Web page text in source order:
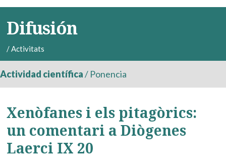
Difusión
/Activitats
Actividad científica/ Ponencia
Xenòfanes i els pitagòrics:
un comentari a Diògenes
Laerci IX 20